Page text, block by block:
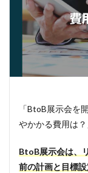
「BtoB展示会を
やかかる費用は
BtoB展示会は、
前の計画と目標
HRイベント
web展示会
人事
サ
セキュリティ
マーケティン